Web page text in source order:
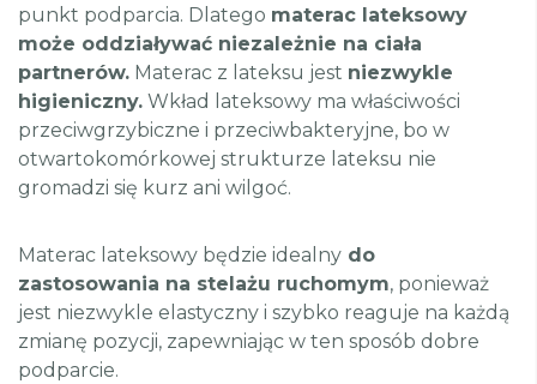
punkt podparcia. Dlatego materac lateksowy
może oddziaływać niezależnie na ciała
partnerów. Materac z lateksu jest niezwykle
higieniczny. Wkład lateksowy ma właściwości
przeciwgrzybiczne i przeciwbakteryjne, bo w
otwartokomórkowej strukturze lateksu nie
gromadzi się kurz ani wilgoć.
Materac lateksowy będzie idealny do
zastosowania na stelażu ruchomym, ponieważ
jest niezwykle elastyczny i szybko reaguje na każdą
zmianę pozycji, zapewniając w ten sposób dobre
podparcie.